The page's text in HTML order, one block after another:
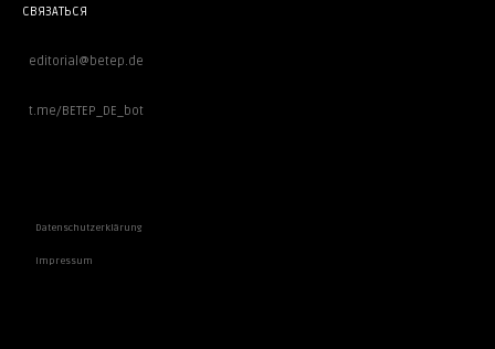
СВЯЗАТЬСЯ
editorial@betep.de
t.me/BETEP_DE_bot
Datenschutzerklärung
Impressum